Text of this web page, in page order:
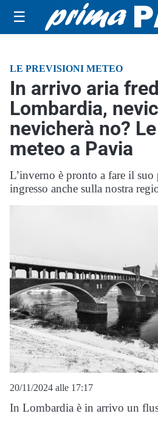
☰
LE PREVISIONI METEO
In arrivo aria
Lombardia,
nevicherà no?
meteo a Pavia
L’inverno è pronto a fare il
ingresso anche sulla nostra
20/11/2024 alle 17:17
In Lombardia è in arrivo un